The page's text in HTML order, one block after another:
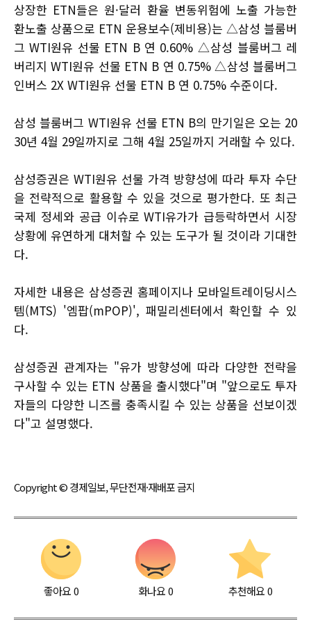
상장한 ETN들은 원·달러 환율 변동위험에 노출 가능한
환노출 상품으로 ETN 운용보수(제비용)는 △삼성 블룸버
그 WTI원유 선물 ETN B 연 0.60% △삼성 블룸버그 레
버리지 WTI원유 선물 ETN B 연 0.75% △삼성 블룸버그
인버스 2X WTI원유 선물 ETN B 연 0.75% 수준이다.
삼성 블룸버그 WTI원유 선물 ETN B의 만기일은 오는 20
30년 4월 29일까지로 그해 4월 25일까지 거래할 수 있다.
삼성증권은 WTI원유 선물 가격 방향성에 따라 투자 수단
을 전략적으로 활용할 수 있을 것으로 평가한다. 또 최근
국제 정세와 공급 이슈로 WTI유가가 급등락하면서 시장
상황에 유연하게 대처할 수 있는 도구가 될 것이라 기대한
다.
자세한 내용은 삼성증권 홈페이지나 모바일트레이딩시스
템(MTS) '엠팝(mPOP)', 패밀리센터에서 확인할 수 있
다.
삼성증권 관계자는 "유가 방향성에 따라 다양한 전략을
구사할 수 있는 ETN 상품을 출시했다"며 "앞으로도 투자
자들의 다양한 니즈를 충족시킬 수 있는 상품을 선보이겠
다"고 설명했다.
Copyright © 경제일보, 무단전재·재배포 금지
좋아요0 화나요0 추천해요 0